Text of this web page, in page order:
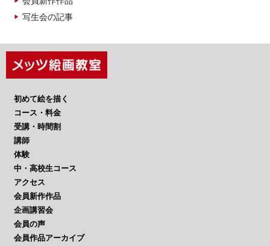
写生会の記事
初めて絵を描く
コース・料金
受講・時間割
講師
体験
中・高校生コース
アクセス
会員新作作品
企画講習会
会員の声
会員作品アーカイブ